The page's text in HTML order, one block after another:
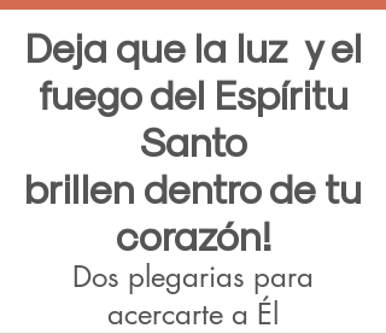
Deja que la luz y el
fuego del Espíritu
Santo
brillen dentro de tu
corazón!
Dos plegarias para
acercarte a Él